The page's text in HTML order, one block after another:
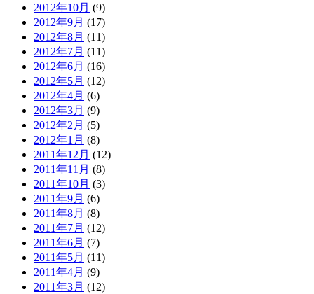
2012年10月 (9)
2012年9月 (17)
2012年8月 (11)
2012年7月 (11)
2012年6月 (16)
2012年5月 (12)
2012年4月 (6)
2012年3月 (9)
2012年2月 (5)
2012年1月 (8)
2011年12月 (12)
2011年11月 (8)
2011年10月 (3)
2011年9月 (6)
2011年8月 (8)
2011年7月 (12)
2011年6月 (7)
2011年5月 (11)
2011年4月 (9)
2011年3月 (12)